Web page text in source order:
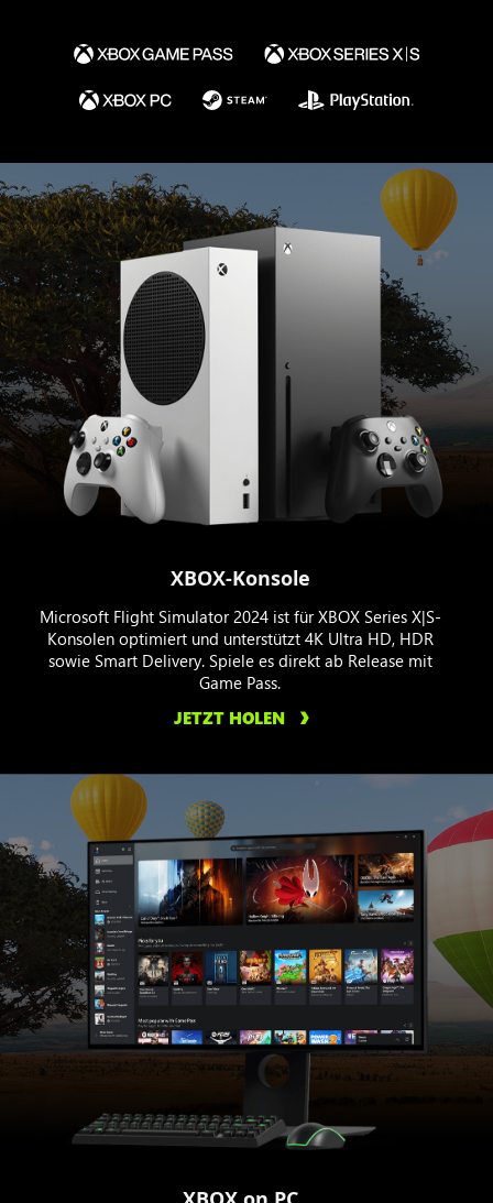
XBOX-Konsole
Microsoft Flight Simulator 2024 ist für XBOX Series X|S-
Konsolen optimiert und unterstützt 4K Ultra HD, HDR
sowie Smart Delivery. Spiele es direkt ab Release mit
Game Pass.
JETZT HOLEN